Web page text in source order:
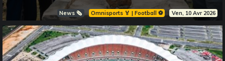
News 🗞️ Omnisports 🏅 | Football ⚽️ Ven, 10 Avr 2026